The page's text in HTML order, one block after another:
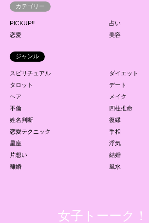
カテゴリー
PICKUP!!
占い
恋愛
美容
ジャンル
スピリチュアル
ダイエット
タロット
デート
ヘア
メイク
不倫
四柱推命
姓名判断
復縁
恋愛テクニック
手相
星座
浮気
片想い
結婚
離婚
風水
女子トーーク！